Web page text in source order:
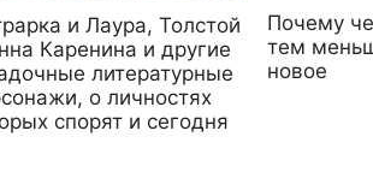
и Лаура, Толстой
Каренина и другие
литературные
о личностях
спорят и сегодня
Почему
тем
новое